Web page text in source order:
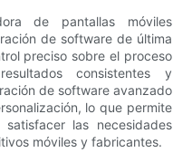
de pantallas móviles
de software de última
preciso sobre el proceso
consistentes y
de software avanzado
lo que permite
satisfacer las necesidades
móviles y fabricantes.